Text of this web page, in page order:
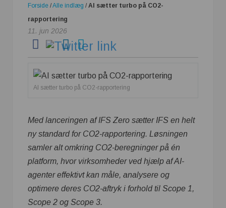
Forside /Alle indlæg / AI sætter turbo på CO2-
rapportering
11. jun 2026
AI sætter turbo på CO2-rapportering
Med lanceringen af IFS Zero sætter IFS en helt
ny standard for CO2-rapportering. Løsningen
samler alt omkring CO2-beregninger på én
platform, hvor virksomheder ved hjælp af AI-
agenter effektivt kan måle, analysere og
optimere deres CO2-aftryk i forhold til Scope 1,
Scope 2 og Scope 3.